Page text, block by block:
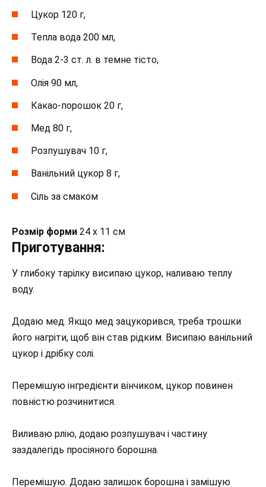
Цукор 120 г,
Тепла вода 200 мл,
Вода 2-3 ст. л. в темне тісто,
Олія 90 мл,
Какао-порошок 20 г,
Мед 80 г,
Розпушувач 10 г,
Ванільний цукор 8 г,
Сіль за смаком
Розмір форми 24 х 11 см
Приготування:
У глибоку тарілку висипаю цукор, наливаю теплу
воду.
Додаю мед. Якщо мед зацукорився, треба трошки
його нагріти, щоб він став рідким. Висипаю ванільний
цукор і дрібку солі.
Перемішую інгредієнти вінчиком, цукор повинен
повністю розчинитися.
Виливаю рлію, додаю розпушувач і частину
заздалегідь просіяного борошна.
Перемішую. Додаю залишок борошна і замішую